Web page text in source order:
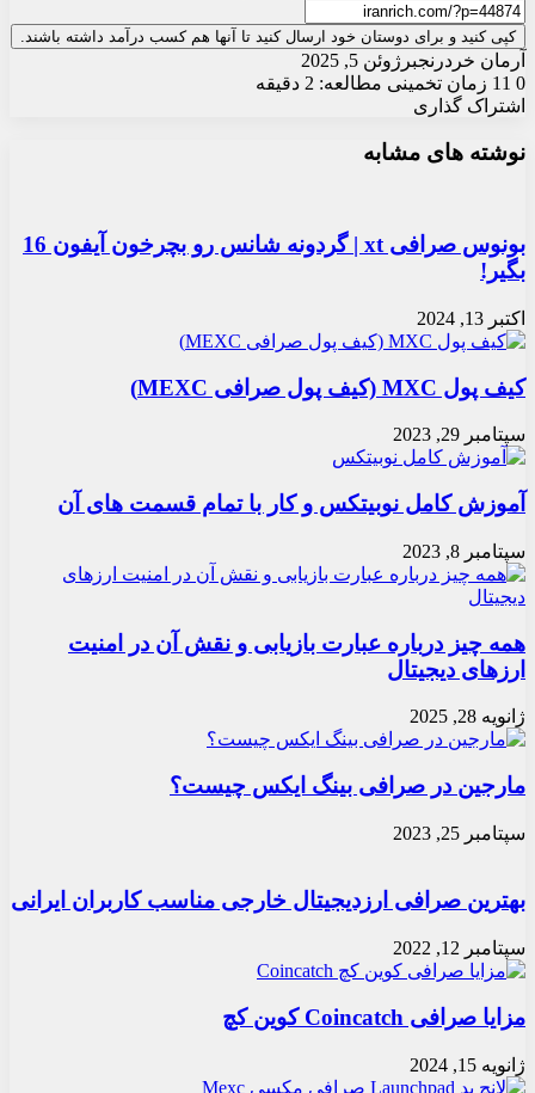
کپی کنید و برای دوستان خود ارسال کنید تا آنها هم کسب درآمد داشته باشند.
آرمان خردرنجبر ژوئن 5, 2025
0
زمان تخمینی مطالعه: 2 دقیقه
اشتراک گذاری
بوک
آپ
ایمیل
نوشته های مشابه
بونوس صرافی xt | گردونه شانس رو بچرخون آیفون 16
بگیر!
اکتبر 13, 2024
کیف پول MXC (کیف پول صرافی MEXC)
سپتامبر 29, 2023
آموزش کامل نوبیتکس و کار با تمام قسمت های آن
سپتامبر 8, 2023
همه چیز درباره عبارت بازیابی و نقش آن در امنیت
ارزهای دیجیتال
ژانویه 28, 2025
مارجین در صرافی بینگ ایکس چیست؟
سپتامبر 25, 2023
بهترین صرافی ارزدیجیتال خارجی مناسب کاربران ایرانی
سپتامبر 12, 2022
مزایا صرافی Coincatch کوین کچ
ژانویه 15, 2024